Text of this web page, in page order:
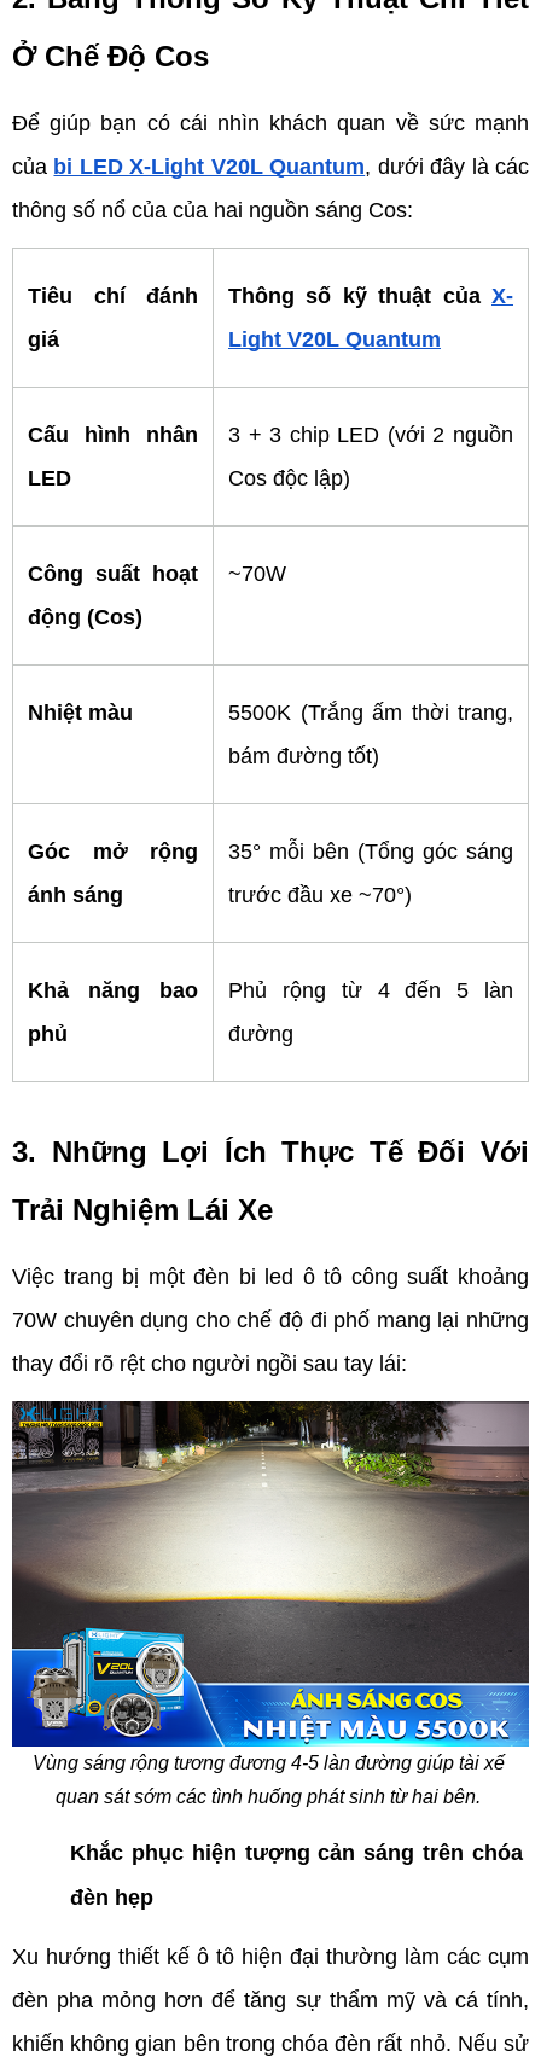
Ở Chế Độ Cos
Để giúp bạn có cái nhìn khách quan về sức mạnh
của bi LED X-Light V20L Quantum, dưới đây là các
thông số nổ của của hai nguồn sáng Cos:
Tiêu chí đánh
giá
Thông số kỹ thuật của X-
Light V20L Quantum
Cấu hình nhân
LED
3 + 3 chip LED (với 2 nguồn
Cos độc lập)
Công suất hoạt
động (Cos)
~70W
Nhiệt màu
5500K (Trắng ấm thời trang,
bám đường tốt)
Góc mở rộng
ánh sáng
35° mỗi bên (Tổng góc sáng
trước đầu xe ~70°)
Khả năng bao
phủ
Phủ rộng từ 4 đến 5 làn
đường
3. Những Lợi Ích Thực Tế Đối Với
Trải Nghiệm Lái Xe
Việc trang bị một đèn bi led ô tô công suất khoảng
70W chuyên dụng cho chế độ đi phố mang lại những
thay đổi rõ rệt cho người ngồi sau tay lái:
Vùng sáng rộng tương đương 4-5 làn đường giúp tài xế
quan sát sớm các tình huống phát sinh từ hai bên.
Khắc phục hiện tượng cản sáng trên chóa
đèn hẹp
Xu hướng thiết kế ô tô hiện đại thường làm các cụm
đèn pha mỏng hơn để tăng sự thẩm mỹ và cá tính,
khiến không gian bên trong chóa đèn rất nhỏ. Nếu sử